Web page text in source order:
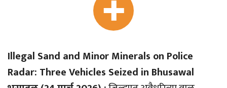
Illegal Sand and Minor Minerals on Police
Radar: Three Vehicles Seized in Bhusawal